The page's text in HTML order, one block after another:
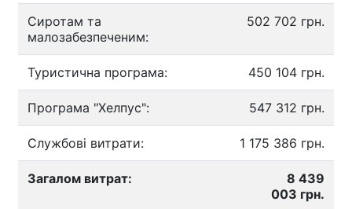
Сиротам та
малозабезпеченим:
502 702 грн.
Туристична програма: 450 104 грн.
Програма "Хелпус": 547 312 грн.
Службові витрати: 1 175 386 грн.
Загалом витрат:
8 439
003 грн.